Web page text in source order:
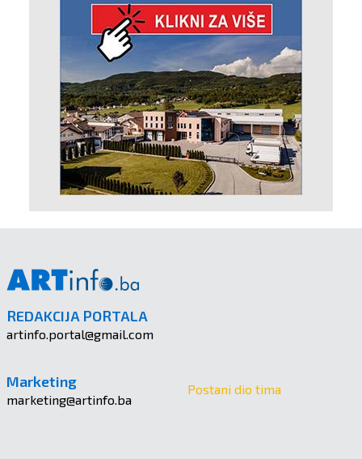
REDAKCIJA PORTALA
artinfo.portal@gmail.com
Marketing
marketing@artinfo.ba
Postani dio tima